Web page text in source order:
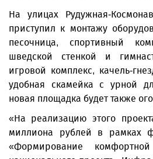
На улицах Рудужная-
приступил к монтажу
песочница, спортивный
шведской стенкой и
игровой комплекс, качель-
удобная скамейка с урной
новая площадка будет также
«На реализацию этого
миллиона рублей в рамках
«Формирование